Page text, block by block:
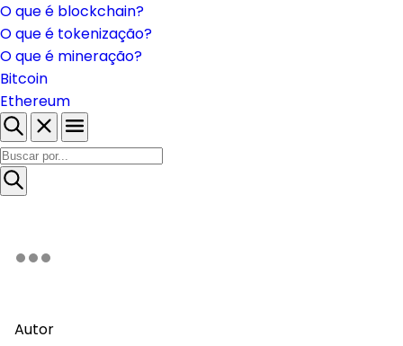
O que é blockchain?
O que é tokenização?
O que é mineração?
Bitcoin
Ethereum
Autor